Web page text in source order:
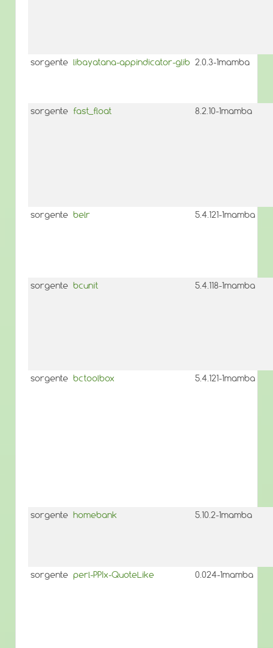
sorgente libayatana-appindicator-glib 2.0.3-1mamba
sorgente fast_float 8.2.10-1mamba
sorgente belr 5.4.121-1mamba
sorgente bcunit 5.4.118-1mamba
sorgente bctoolbox 5.4.121-1mamba
sorgente homebank 5.10.2-1mamba
sorgente perl-PPIx-QuoteLike 0.024-1mamba